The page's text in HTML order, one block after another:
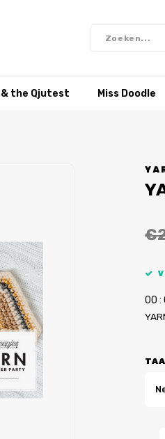
the Qjutest Miss Doodle
00 :